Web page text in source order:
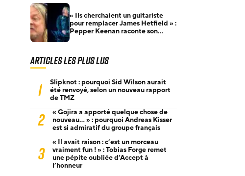
« Ils cherchaient un guitariste
pour remplacer James Hetfield » :
Pepper Keenan raconte son
Articles les plus lus
1
Slipknot : pourquoi Sid Wilson aurait
été renvoyé, selon un nouveau rapport
de TMZ
2
« Gojira a apporté quelque chose de
nouveau… » : pourquoi Andreas Kisser
est si admiratif du groupe français
3
« Il avait raison : c’est un morceau
vraiment fun ! » : Tobias Forge remet
une pépite oubliée d’Accept à
l’honneur